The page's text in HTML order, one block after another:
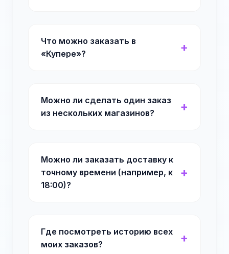
Что можно заказать в
«Купере»?
Можно ли сделать один заказ
из нескольких магазинов?
Можно ли заказать доставку к
точному времени (например, к
18:00)?
Где посмотреть историю всех
моих заказов?